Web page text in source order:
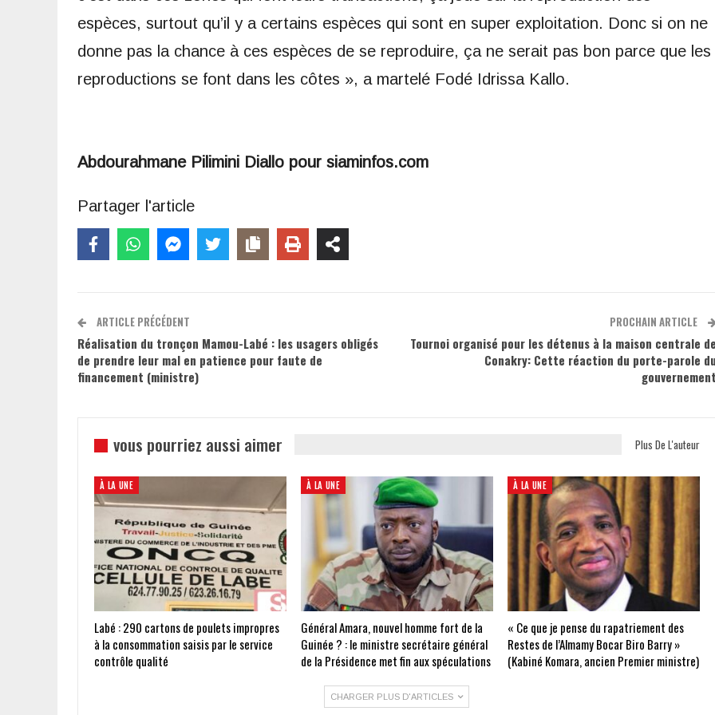
espèces, surtout qu’il y a certains espèces qui sont en super exploitation. Donc si on ne
donne pas la chance à ces espèces de se reproduire, ça ne serait pas bon parce que les
reproductions se font dans les côtes », a martelé Fodé Idrissa Kallo.
Abdourahmane Pilimini Diallo pour siaminfos.com
Partager l'article
ARTICLE PRÉCÉDENT
Réalisation du tronçon Mamou-Labé : les usagers obligés
de prendre leur mal en patience pour faute de
financement (ministre)
PROCHAIN ARTICLE
Tournoi organisé pour les détenus à la maison centrale
Conakry: Cette réaction du porte-parole
vous pourriez aussi aimer Plus De L'auteur
À LA UNE
Labé : 290 cartons de poulets impropres
à la consommation saisis par le service
contrôle qualité
À LA UNE
Général Amara, nouvel homme fort de la
Guinée ? : le ministre secrétaire général
de la Présidence met fin aux spéculations
À LA UNE
« Ce que je pense du rapatriement des
Restes de l’Almamy Bocar Biro Barry »
(Kabiné Komara, ancien Premier ministre)
CHARGER PLUS D'ARTICLES